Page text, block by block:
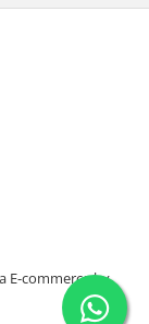
E-commerce by